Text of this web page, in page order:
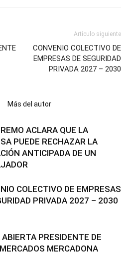
Artículo siguiente
CONVENIO COLECTIVO DE
EMPRESAS DE SEGURIDAD
PRIVADA 2027 – 2030
Más del autor
ACLARA QUE LA
PUEDE RECHAZAR LA
ANTICIPADA DE UN
COLECTIVO DE EMPRESAS
PRIVADA 2027 – 2030
PRESIDENTE DE
MERCADONA